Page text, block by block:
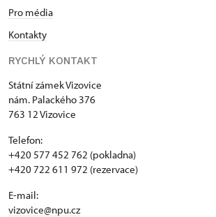
Pro média
Kontakty
RYCHLÝ KONTAKT
Státní zámek Vizovice
nám. Palackého 376
763 12 Vizovice
Telefon:
+420 577 452 762 (pokladna)
+420 722 611 972 (rezervace)
E-mail:
vizovice@npu.cz